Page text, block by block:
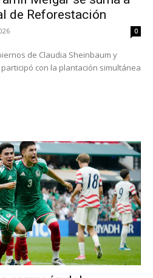
de Reforestación
0
de Claudia Sheinbaum y
con la plantación simultánea